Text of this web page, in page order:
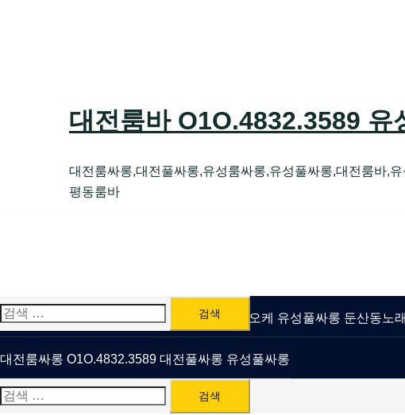
대전룸바 O1O.4832.3589 유
대전룸싸롱,대전풀싸롱,유성룸싸롱,유성풀싸롱,대전룸바,
평동룸바
검
색:
유성룸싸롱 O1O.4832.3589 대전퍼블릭가라오케 유성풀싸롱 둔산동노
대전룸싸롱 O1O.4832.3589 대전풀싸롱 유성풀싸롱
검